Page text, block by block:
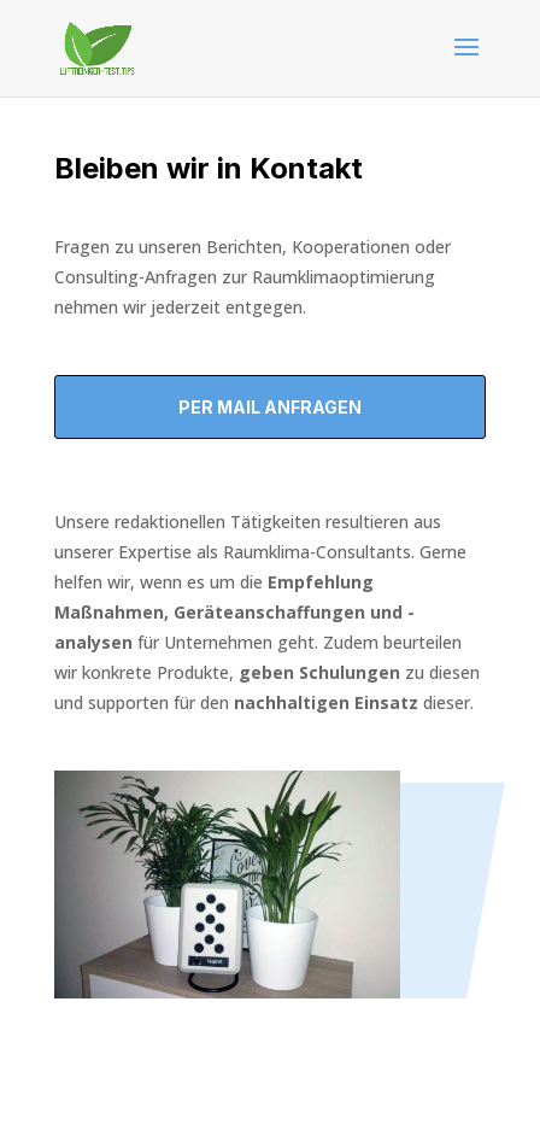
Bleiben wir in Kontakt
Fragen zu unseren Berichten, Kooperationen oder
Consulting-Anfragen zur Raumklimaoptimierung
nehmen wir jederzeit entgegen.
PER MAIL ANFRAGEN
Unsere redaktionellen Tätigkeiten resultieren aus
unserer Expertise als Raumklima-Consultants. Gerne
helfen wir, wenn es um die Empfehlung
Maßnahmen, Geräteanschaffungen und -
analysen für Unternehmen geht. Zudem beurteilen
wir konkrete Produkte, geben Schulungen zu diesen
und supporten für den nachhaltigen Einsatz dieser.